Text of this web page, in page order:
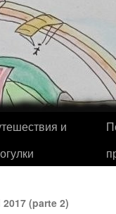
и
(parte 2)